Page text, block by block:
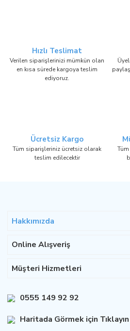
Hızlı Teslimat
Verilen siparişlerinizi mümkün olan
en kısa sürede kargoya teslim
ediyoruz.
Ücretsiz Kargo
Tüm siparişleriniz ücretsiz olarak
teslim edilecektir
Hakkımızda
Online Alışveriş
Müşteri Hizmetleri
0555 149 92 92
Haritada Görmek için Tıklayın